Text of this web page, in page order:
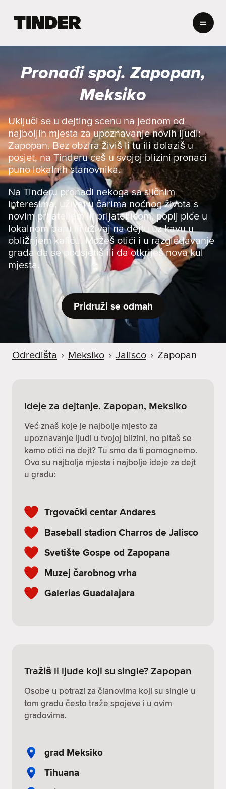
e
r
a
l
o
v
n
i
c
a
Pronađi spoj. Zapopan,
Meksiko
Uključi se u dejting scenu na jednom od
najboljih mjesta za upoznavanje novih ljudi:
Zapopan. Bez obzira živiš li tu ili dolaziš u
posjet, na Tinderu ćeš u svojoj blizini pronaći
puno lokalnih stanovnika.
Na Tinderu pronađi nekoga sa sličnim
interesima, uživaj u čarima noćnog života s
novim prijateljem ili prijateljicom, popij piće u
lokalnom baru ili uživaj na dejtu uz kavu u
obližnjem kafiću. Možeš otići i u razgledavanje
grada da se podsjetiš ili da otkriješ nova kul
mjesta.
Pridruži se odmah
Odredišta › Meksiko › Jalisco › Zapopan
Ideje za dejtanje. Zapopan, Meksiko
Već znaš koje je najbolje mjesto za
upoznavanje ljudi u tvojoj blizini, no pitaš se
kamo otići na dejt? Tu smo da ti pomognemo.
Ovo su najbolja mjesta i najbolje ideje za dejt
u gradu:
Trgovački centar Andares
Baseball stadion Charros de Jalisco
Svetište Gospe od Zapopana
Muzej čarobnog vrha
Galerias Guadalajara
Tražiš li ljude koji su single? Zapopan
Osobe u potrazi za članovima koji su single u
tom gradu često traže spojeve i u ovim
gradovima.
grad Meksiko
Tihuana